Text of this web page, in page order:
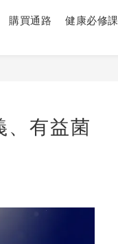
購買通路 健康必修課
、有益菌